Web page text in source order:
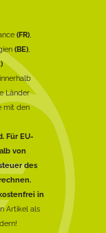
(FR),
(BE),
Länder
mit den
Für EU-
von
des
in
Artikel als